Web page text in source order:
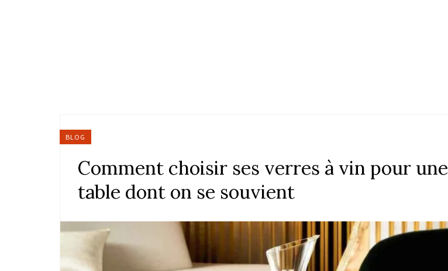
BLOG
Comment choisir ses verres à vin pour une
table dont on se souvient